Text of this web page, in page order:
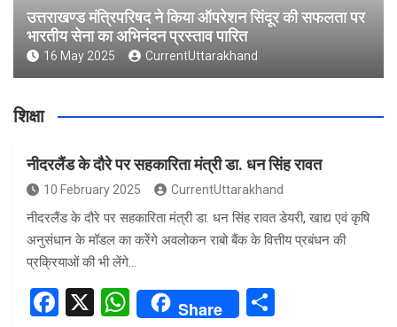
उत्तराखण्ड मंत्रिपरिषद ने किया ऑपरेशन सिंदूर की सफलता पर
भारतीय सेना का अभिनंदन प्रस्ताव पारित
16 May 2025 CurrentUttarakhand
शिक्षा
नीदरलैंड के दौरे पर सहकारिता मंत्री डा. धन सिंह रावत
10 February 2025 CurrentUttarakhand
नीदरलैंड के दौरे पर सहकारिता मंत्री डा. धन सिंह रावत डेयरी, खाद्य एवं कृषि
अनुसंधान के मॉडल का करेंगे अवलोकन राबो बैंक के वित्तीय प्रबंधन की
प्रक्रियाओं की भी लेंगे…
F
X
W
Share